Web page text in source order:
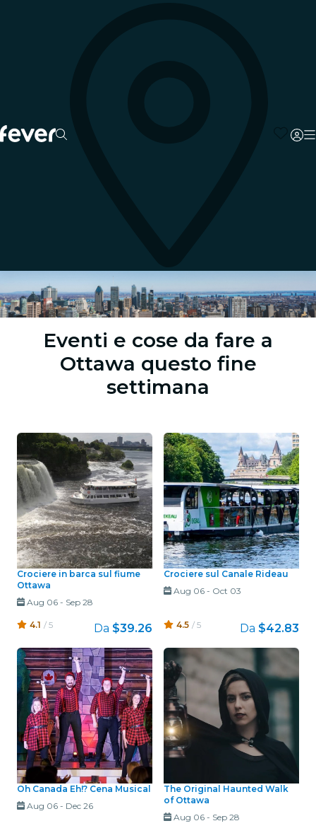
Eventi e cose da fare a
Ottawa questo fine
settimana
Crociere in barca sul fiume
Ottawa
Aug 06- Sep 28
4.1 / 5 Da $39.26
Crociere sul Canale Rideau
Aug 06- Oct 03
4.5 / 5 Da $42.83
Oh Canada Eh!? Cena Musical
Aug 06- Dec 26
The Original Haunted Walk
of Ottawa
Aug 06- Sep 28